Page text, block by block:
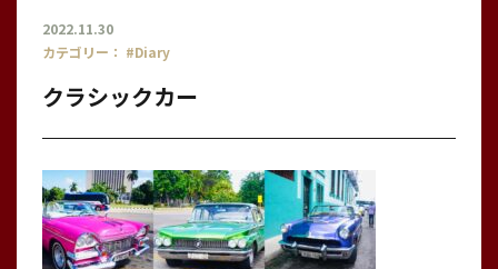
2022.11.30
カテゴリー： #Diary
クラシックカー